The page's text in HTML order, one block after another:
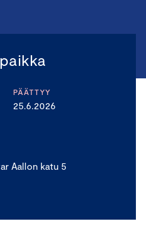
PÄÄTTYY
25.6.2026
Aallon katu 5